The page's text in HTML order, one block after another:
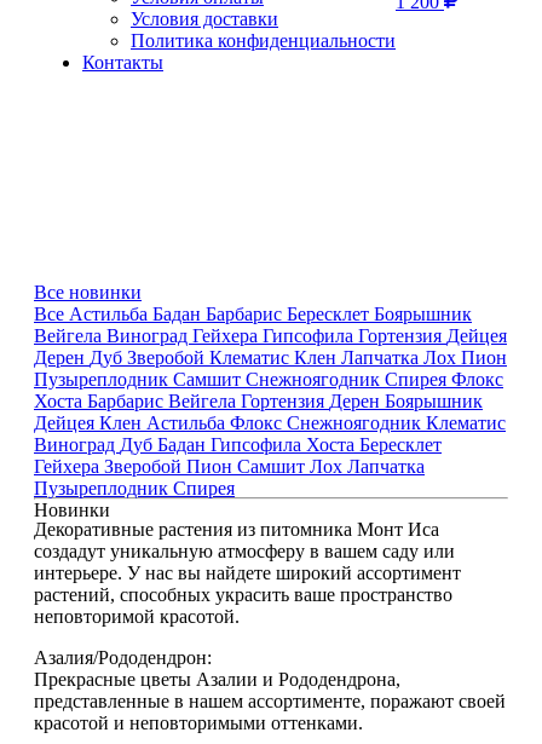
Условия доставки
Политика конфиденциальности
Контакты
Все новинки
Все Астильба Бадан Барбарис Бересклет Боярышник
Вейгела Виноград Гейхера Гипсофила Гортензия Дейцея
Дерен Дуб Зверобой Клематис Клен Лапчатка Лох Пион
Пузыреплодник Самшит Снежноягодник Спирея Флокс
Хоста Барбарис Вейгела Гортензия Дерен Боярышник
Дейцея Клен Астильба Флокс Снежноягодник Клематис
Виноград Дуб Бадан Гипсофила Хоста Бересклет
Гейхера Зверобой Пион Самшит Лох Лапчатка
Пузыреплодник Спирея
Новинки
Декоративные растения из питомника Монт Иса
создадут уникальную атмосферу в вашем саду или
интерьере. У нас вы найдете широкий ассортимент
растений, способных украсить ваше пространство
неповторимой красотой.
Азалия/Рододендрон:
Прекрасные цветы Азалии и Рододендрона,
представленные в нашем ассортименте, поражают своей
красотой и неповторимыми оттенками.